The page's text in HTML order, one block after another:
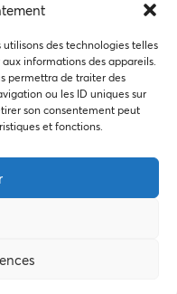
des technologies telles
informations des appareils.
permettra de traiter des
ou les ID uniques sur
son consentement peut
et fonctions.
statistiques et pour
- 32 Allées d'Orléans